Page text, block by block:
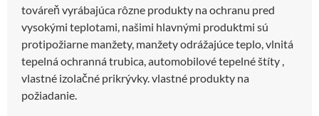
továreň vyrábajúca rôzne produkty na ochranu pred
vysokými teplotami, našimi hlavnými produktmi sú
protipožiarne manžety, manžety odrážajúce teplo, vlnitá
tepelná ochranná trubica, automobilové tepelné štíty ,
vlastné izolačné prikrývky. vlastné produkty na
požiadanie.